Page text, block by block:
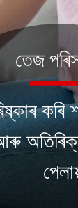
কৰি
তেজ